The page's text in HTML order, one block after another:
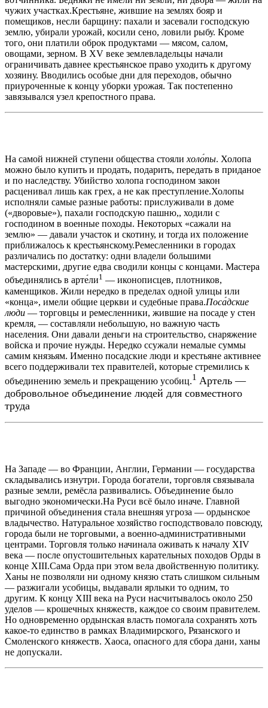
чужих участках.Крестьяне, жившие на землях бояр и
помещиков, несли барщину: пахали и засевали господскую
землю, убирали урожай, косили сено, ловили рыбу. Кроме
того, они платили оброк продуктами — мясом, салом,
овощами, зерном. В XV веке землевладельцы начали
ограничивать давнее крестьянское право уходить к другому
хозяину. Вводились особые дни для переходов, обычно
приуроченные к концу уборки урожая. Так постепенно
завязывался узел крепостного права.
На самой нижней ступени общества стояли холо́пы. Холопа
можно было купить и продать, подарить, передать в приданое
и по наследству. Убийство холопа господином закон
расценивал лишь как грех, а не как преступление.Холопы
исполняли самые разные работы: прислуживали в доме
(«дворовые»), пахали господскую пашню,, ходили с
господином в военные походы. Некоторых «сажали на
землю» — давали участок и скотину, и тогда их положение
приближалось к крестьянскому.Ремесленники в городах
различались по достатку: одни владели большими
мастерскими, другие едва сводили концы с концами. Мастера
объединялись в арте́ли1 — иконописцев, плотников,
каменщиков. Жили нередко в пределах одной улицы или
«конца», имели общие церкви и судебные права.Поса́дские
люди — торговцы и ремесленники, жившие на посаде у стен
кремля, — составляли небольшую, но важную часть
населения. Они давали деньги на строительство, снаряжение
войска и прочие нужды. Нередко ссужали немалые суммы
самим князьям. Именно посадские люди и крестьяне активнее
всего поддерживали тех правителей, которые стремились к
объединению земель и прекращению усобиц.1 Артель —
добровольное объединение людей для совместного
труда
На Западе — во Франции, Англии, Германии — государства
складывались изнутри. Города богатели, торговля связывала
разные земли, ремёсла развивались. Объединение было
выгодно экономически.На Руси всё было иначе. Главной
причиной объединения стала внешняя угроза — ордынское
владычество. Натуральное хозяйство господствовало повсюду,
города были не торговыми, а военно-административными
центрами. Торговля только начинала оживать к началу XIV
века — после опустошительных карательных походов Орды в
конце XIII.Сама Орда при этом вела двойственную политику.
Ханы не позволяли ни одному князю стать слишком сильным
— разжигали усобицы, выдавали ярлыки то одним, то
другим. К концу XIII века на Руси насчитывалось около 250
уделов — крошечных княжеств, каждое со своим правителем.
Но одновременно ордынская власть помогала сохранять хоть
какое-то единство в рамках Владимирского, Рязанского и
Смоленского княжеств. Хаоса, опасного для сбора дани, ханы
не допускали.